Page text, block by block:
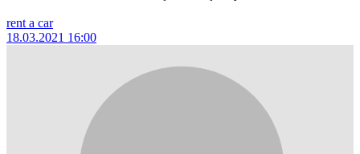
rent a car
18.03.2021 16:00